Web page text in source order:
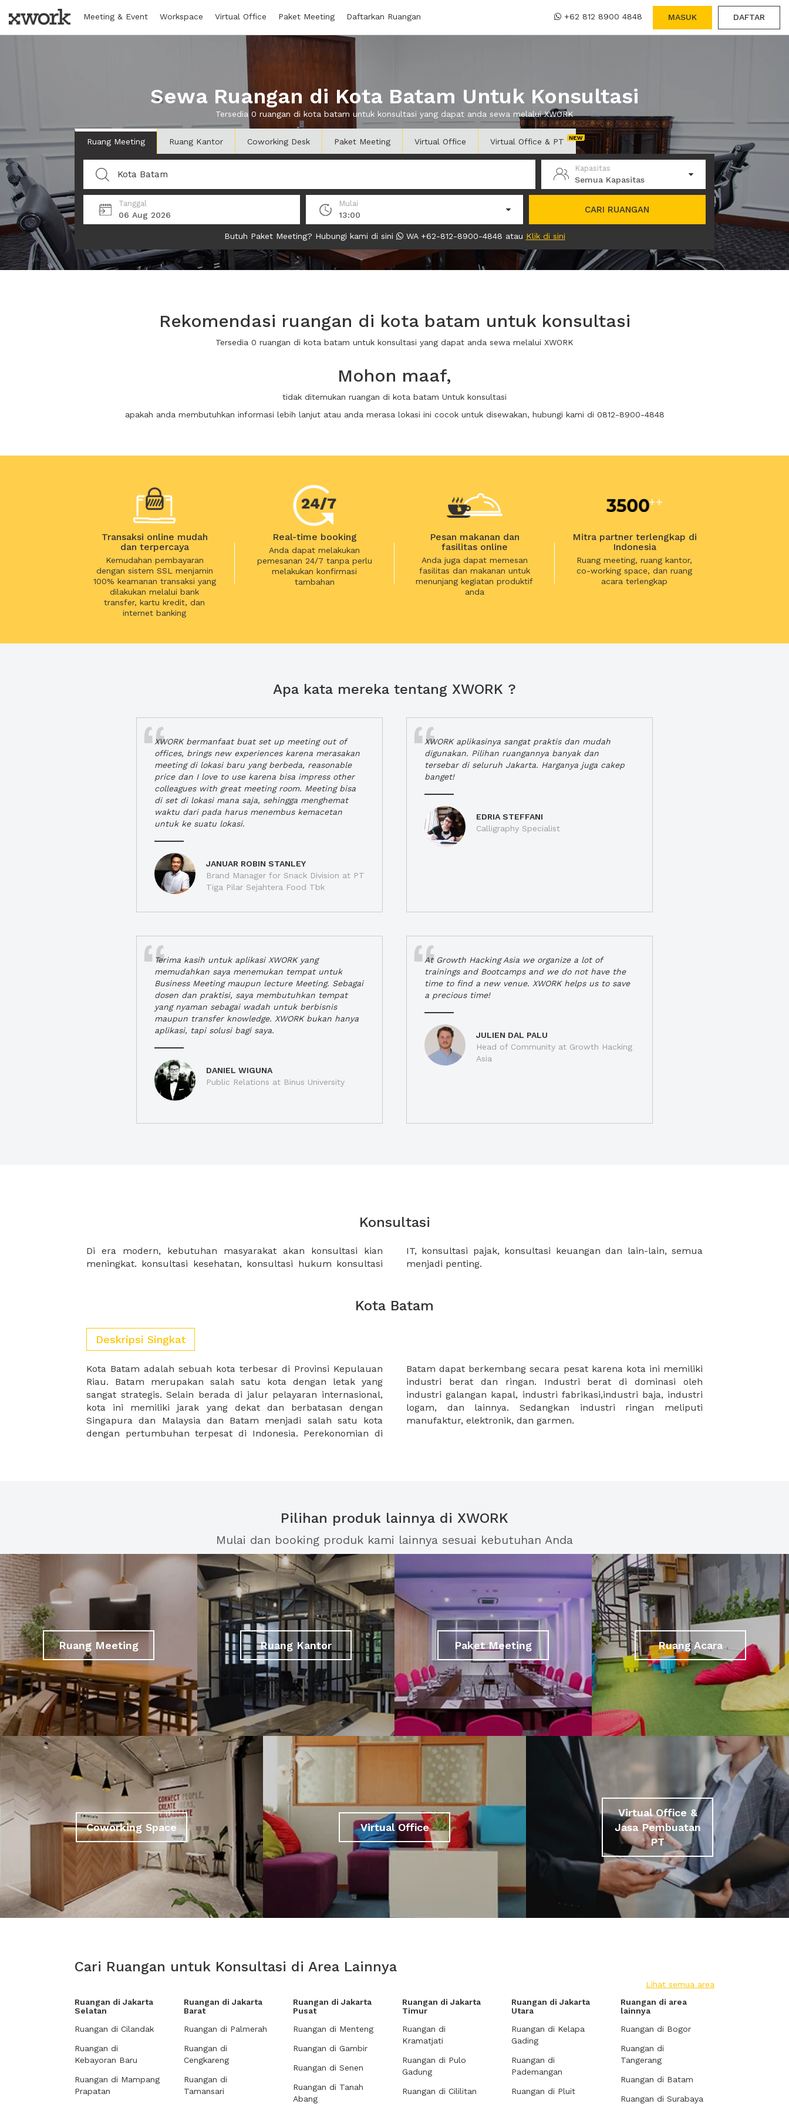
Meeting & Event Workspace Virtual Office Paket Meeting Daftarkan Ruangan +62 812 8900 4848 MASUK DAFTAR
Sewa Ruangan di Kota Batam Untuk Konsultasi
Tersedia 0 ruangan di kota batam untuk konsultasi yang dapat anda sewa melalui XWORK
Ruang Meeting Ruang Kantor Coworking Desk Paket Meeting Virtual Office Virtual Office & PT
Kapasitas
Semua Kapasitas
Tanggal
06 Aug 2026
Mulai
13:00
CARI RUANGAN
Butuh Paket Meeting? Hubungi kami di sini WA +62-812-8900-4848 atau Klik di sini
Rekomendasi ruangan di kota batam untuk konsultasi
Tersedia 0 ruangan di kota batam untuk konsultasi yang dapat anda sewa melalui XWORK
Mohon maaf,
tidak ditemukan ruangan di kota batam Untuk konsultasi
apakah anda membutuhkan informasi lebih lanjut atau anda merasa lokasi ini cocok untuk disewakan, hubungi kami di 0812-8900-4848
Transaksi online mudah
dan terpercaya
Kemudahan pembayaran
dengan sistem SSL menjamin
100% keamanan transaksi yang
dilakukan melalui bank
transfer, kartu kredit, dan
internet banking
Real-time booking
Anda dapat melakukan
pemesanan 24/7 tanpa perlu
melakukan konfirmasi
tambahan
Pesan makanan dan
fasilitas online
Anda juga dapat memesan
fasilitas dan makanan untuk
menunjang kegiatan produktif
anda
Mitra partner terlengkap di
Indonesia
Ruang meeting, ruang kantor,
co-working space, dan ruang
acara terlengkap
Apa kata mereka tentang XWORK ?
XWORK bermanfaat buat set up meeting out of
offices, brings new experiences karena merasakan
meeting di lokasi baru yang berbeda, reasonable
price dan I love to use karena bisa impress other
colleagues with great meeting room. Meeting bisa
di set di lokasi mana saja, sehingga menghemat
waktu dari pada harus menembus kemacetan
untuk ke suatu lokasi.
JANUAR ROBIN STANLEY
Brand Manager for Snack Division at PT
Tiga Pilar Sejahtera Food Tbk
XWORK aplikasinya sangat praktis dan mudah
digunakan. Pilihan ruangannya banyak dan
tersebar di seluruh Jakarta. Harganya juga cakep
banget!
EDRIA STEFFANI
Calligraphy Specialist
Terima kasih untuk aplikasi XWORK yang
memudahkan saya menemukan tempat untuk
Business Meeting maupun lecture Meeting. Sebagai
dosen dan praktisi, saya membutuhkan tempat
yang nyaman sebagai wadah untuk berbisnis
maupun transfer knowledge. XWORK bukan hanya
aplikasi, tapi solusi bagi saya.
DANIEL WIGUNA
Public Relations at Binus University
At Growth Hacking Asia we organize a lot of
trainings and Bootcamps and we do not have the
time to find a new venue. XWORK helps us to save
a precious time!
JULIEN DAL PALU
Head of Community at Growth Hacking
Asia
Konsultasi
Di era modern, kebutuhan masyarakat akan konsultasi kian
meningkat. konsultasi kesehatan, konsultasi hukum konsultasi
IT, konsultasi pajak, konsultasi keuangan dan lain-lain, semua
menjadi penting.
Kota Batam
Deskripsi Singkat
Kota Batam adalah sebuah kota terbesar di Provinsi Kepulauan
Riau. Batam merupakan salah satu kota dengan letak yang
sangat strategis. Selain berada di jalur pelayaran internasional,
kota ini memiliki jarak yang dekat dan berbatasan dengan
Singapura dan Malaysia dan Batam menjadi salah satu kota
dengan pertumbuhan terpesat di Indonesia. Perekonomian di
Batam dapat berkembang secara pesat karena kota ini memiliki
industri berat dan ringan. Industri berat di dominasi oleh
industri galangan kapal, industri fabrikasi,industri baja, industri
logam, dan lainnya. Sedangkan industri ringan meliputi
manufaktur, elektronik, dan garmen.
Pilihan produk lainnya di XWORK
Mulai dan booking produk kami lainnya sesuai kebutuhan Anda
Ruang Meeting Ruang Kantor Paket Meeting Ruang Acara
Coworking Space Virtual Office
Virtual Office &
Jasa Pembuatan
PT
Cari Ruangan untuk Konsultasi di Area Lainnya
Lihat semua area
Ruangan di Jakarta
Selatan
Ruangan di Cilandak
Ruangan di
Kebayoran Baru
Ruangan di Mampang
Prapatan
Ruangan di Jakarta
Barat
Ruangan di Palmerah
Ruangan di
Cengkareng
Ruangan di
Tamansari
Ruangan di Jakarta
Pusat
Ruangan di Menteng
Ruangan di Gambir
Ruangan di Senen
Ruangan di Tanah
Abang
Ruangan di Jakarta
Timur
Ruangan di
Kramatjati
Ruangan di Pulo
Gadung
Ruangan di Cililitan
Ruangan di Jakarta
Utara
Ruangan di Kelapa
Gading
Ruangan di
Pademangan
Ruangan di Pluit
Ruangan di area
lainnya
Ruangan di Bogor
Ruangan di
Tangerang
Ruangan di Batam
Ruangan di Surabaya